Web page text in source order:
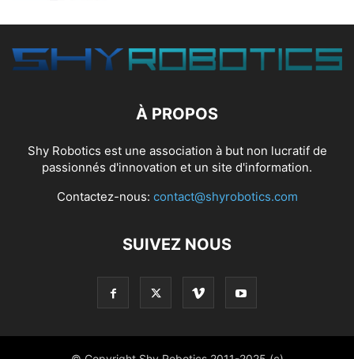
À PROPOS
Shy Robotics est une association à but non lucratif de
passionnés d'innovation et un site d'information.
Contactez-nous: contact@shyrobotics.com
SUIVEZ NOUS